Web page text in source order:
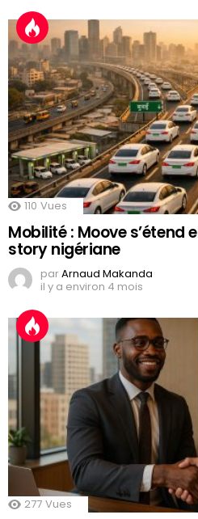
110 Vues
Mobilité : Moove s’étend
story nigériane
parArnaud Makanda
il y a environ 4 mois
277 Vues